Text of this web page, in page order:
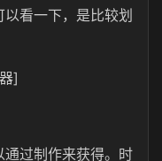
看一下，是比较划
]
过制作来获得。时